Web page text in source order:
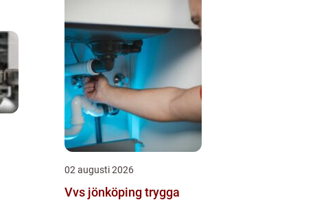
02 augusti 2026
Vvs jönköping trygga